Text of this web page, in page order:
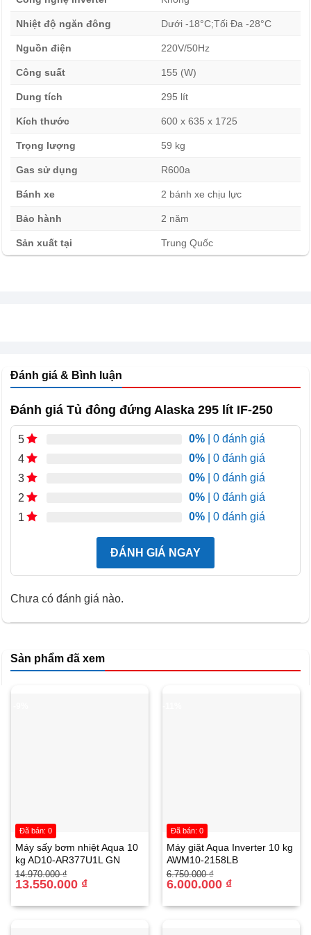
dài 600cm, rộng 600cm, chiều cao 1700cm, dung tích
tương đương 250 lít nên thích hợp sử dụng trong các gia
đình, hộ kinh doah, nhà hàng,…có nhu cầu bảo quản
đông và làm đá.
6 ngăn tiện lợi:
Dung tích 250 lít khá gọn gàng, 6 ngăn đông được sắp
xếp theo tầng với các khay riêng biệt. Bên trong Tủ đông
đứng Alaska 295 lít IF-250 có 6 ngăn, dễ dàng phân loại
và bố trí sắp xếp thực phẩm bên trong tủ. Giúp người sử
dụng bảo quản và lấy thực phẩm ra nhanh chóng thuận
tiện.
Tủ đông đứng Alaska 295 lít IF-250 Động cơ bền bỉ
và êm ái:
Công suất 155W.
Tủ có 6 ngăn và 1 hộc chứa.
Nhiệt độ ngăn đông Dưới -18°C;Tối Đa -28°C
Nguồn điện 220V/50Hz
Công suất 155 (W)
Dung tích 295 lít
Kích thước 600 x 635 x 1725
Trọng lượng 59 kg
Gas sử dụng R600a
Bánh xe 2 bánh xe chịu lực
Bảo hành 2 năm
Sản xuất tại Trung Quốc
Đánh giá & Bình luận
Đánh giá Tủ đông đứng Alaska 295 lít IF-250
5 0% | 0 đánh giá
4
0% | 0 đánh giá
3
0% | 0 đánh giá
2
0% | 0 đánh giá
1
0% | 0 đánh giá
ĐÁNH GIÁ NGAY
Chưa có đánh giá nào.
Sản phẩm đã xem
Máy sấy bơm nhiệt Aqua 10
kg AD10-AR377U1L GN
14.970.000₫
Giá
gốc
13.550.000 ₫
Giá
hiện
13.550.000 ₫.
Đã bán: 0
Máy giặt Aqua Inverter 10 kg
AWM10-2158LB
6.750.000₫
Giá
gốc
6.000.000 ₫
Giá
hiện
6.000.000 ₫.
Đã bán: 0